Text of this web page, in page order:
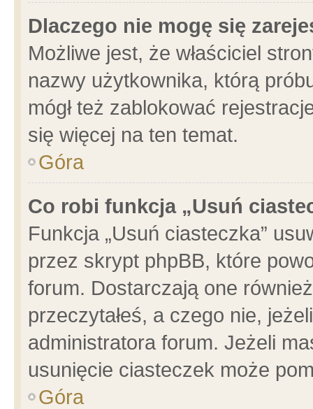
Dlaczego nie mogę się
Możliwe jest, że właściciel
nazwy użytkownika, którą
mógł też zablokować
się więcej na ten temat.
Góra
Co robi funkcja „Usuń
Funkcja „Usuń ciasteczka”
przez skrypt phpBB, które
forum. Dostarczają one
przeczytałeś, a czego nie,
administratora forum. Jeżeli
usunięcie ciasteczek może
Góra